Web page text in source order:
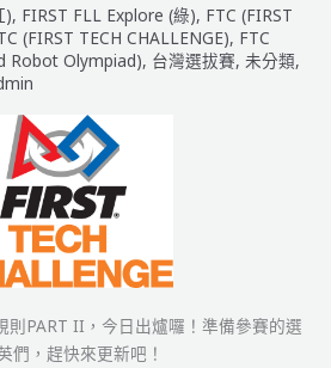
), FIRST FLL Explore (綠), FTC (FIRST
(FIRST TECH CHALLENGE), FTC
Robot Olympiad), 台灣選拔賽, 未分類,
則PART II，今日出爐囉！準備參賽的選
們，趕快來更新吧！